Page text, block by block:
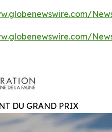
DU GRAND PRIX